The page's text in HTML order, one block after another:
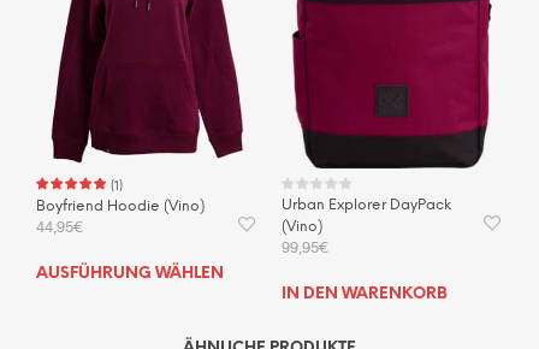
(1)
Boyfriend Hoodie (Vino)
44,95€
AUSFÜHRUNG WÄHLEN
Produkt
Urban Explorer DayPack
(Vino)
99,95€
IN DEN WARENKORB